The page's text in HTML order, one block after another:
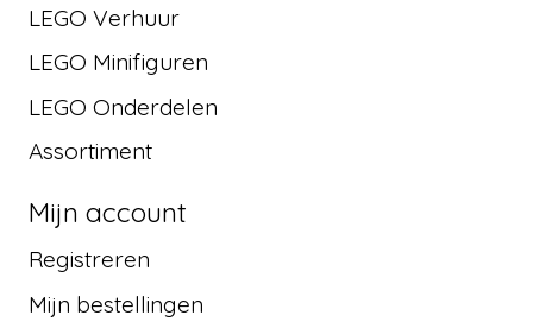
LEGO Verhuur
LEGO Minifiguren
LEGO Onderdelen
Assortiment
Mijn account
Registreren
Mijn bestellingen